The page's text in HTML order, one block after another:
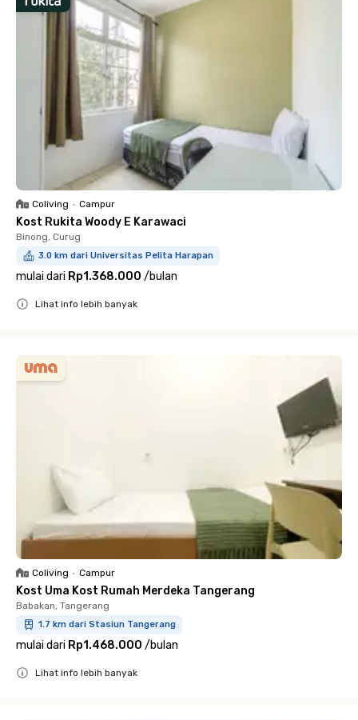
Coliving • Campur
Kost Rukita Woody E Karawaci
Binong, Curug
3.0 km dari Universitas Pelita Harapan
mulai dari Rp1.368.000 /bulan
Lihat info lebih banyak
Coliving • Campur
Kost Uma Kost Rumah Merdeka Tangerang
Babakan, Tangerang
1.7 km dari Stasiun Tangerang
mulai dari Rp1.468.000 /bulan
Lihat info lebih banyak